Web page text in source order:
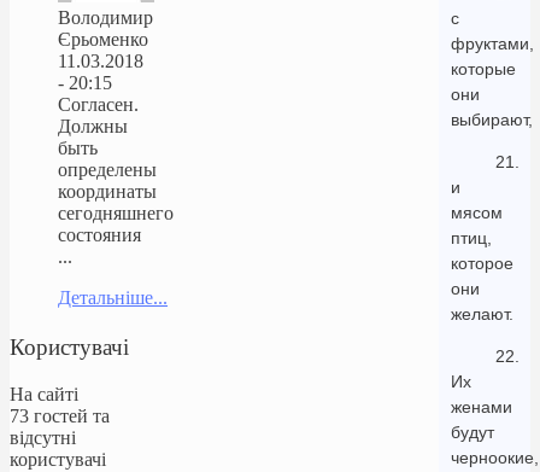
с
фруктами,
которые
они
выбирают,
21.
и
мясом
птиц,
которое
они
желают.
22.
Их
женами
будут
черноокие,
Володимир
Єрьоменко
11.03.2018
- 20:15
Согласен.
Должны
быть
определены
координаты
сегодняшнего
состояния
...
Детальніше...
Користувачі
На сайті
73 гостей та
відсутні
користувачі